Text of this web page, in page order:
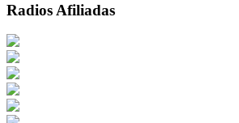
Radios Afiliadas